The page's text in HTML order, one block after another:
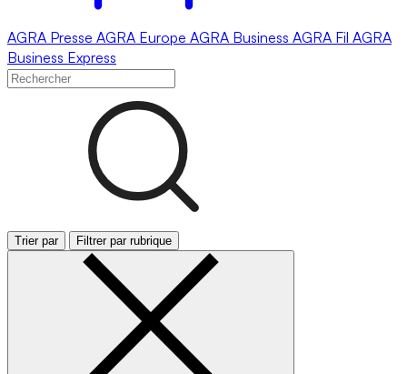
AGRA Presse AGRA Europe AGRA Business AGRA Fil AGRA
Business Express
Trier par Filtrer par rubrique